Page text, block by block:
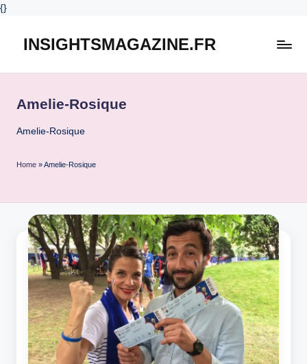
{}
INSIGHTSMAGAZINE.FR
Amelie-Rosique
Amelie-Rosique
Home »Amelie-Rosique